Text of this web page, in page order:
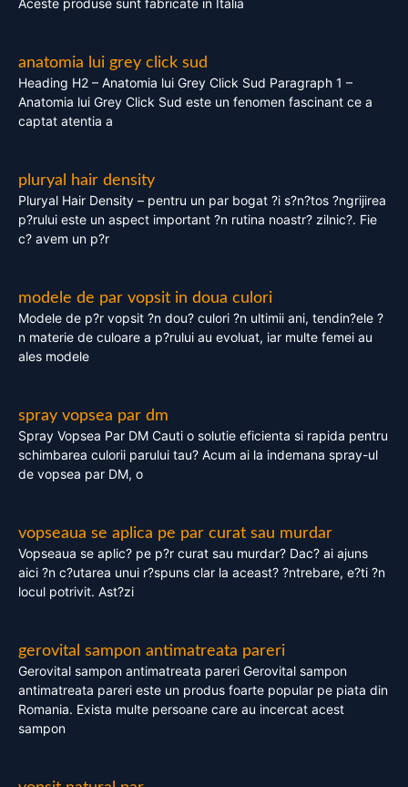
Aceste produse sunt fabricate in Italia
anatomia lui grey click sud
Heading H2 – Anatomia lui Grey Click Sud Paragraph 1 –
Anatomia lui Grey Click Sud este un fenomen fascinant ce a
captat atentia a
pluryal hair density
Pluryal Hair Density – pentru un par bogat ?i s?n?tos ?ngrijirea
p?rului este un aspect important ?n rutina noastr? zilnic?. Fie
c? avem un p?r
modele de par vopsit in doua culori
Modele de p?r vopsit ?n dou? culori ?n ultimii ani, tendin?ele ?
n materie de culoare a p?rului au evoluat, iar multe femei au
ales modele
spray vopsea par dm
Spray Vopsea Par DM Cauti o solutie eficienta si rapida pentru
schimbarea culorii parului tau? Acum ai la indemana spray-ul
de vopsea par DM, o
vopseaua se aplica pe par curat sau murdar
Vopseaua se aplic? pe p?r curat sau murdar? Dac? ai ajuns
aici ?n c?utarea unui r?spuns clar la aceast? ?ntrebare, e?ti ?n
locul potrivit. Ast?zi
gerovital sampon antimatreata pareri
Gerovital sampon antimatreata pareri Gerovital sampon
antimatreata pareri este un produs foarte popular pe piata din
Romania. Exista multe persoane care au incercat acest
sampon